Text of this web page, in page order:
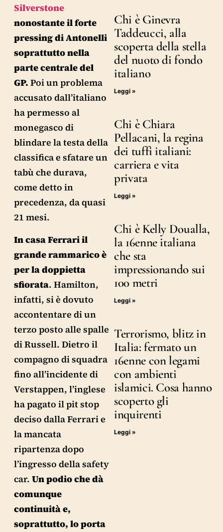
Silverstone
nonostante il forte
pressing di Antonelli
soprattutto nella
parte centrale del
GP. Poi un problema
accusato dall’italiano
ha permesso al
monegasco di
blindare la testa della
classifica e sfatare un
tabù che durava,
come detto in
precedenza, da quasi
21 mesi.
In casa Ferrari il
grande rammarico è
per la doppietta
sfiorata. Hamilton,
infatti, si è dovuto
accontentare di un
terzo posto alle spalle
di Russell. Dietro il
compagno di squadra
fino all’incidente di
Verstappen, l’inglese
ha pagato il pit stop
deciso dalla Ferrari e
la mancata
ripartenza dopo
l’ingresso della safety
car. Un podio che dà
comunque
continuità e,
soprattutto, lo porta
Chi è Ginevra
Taddeucci, alla
scoperta della stella
del nuoto di fondo
italiano
Leggi »
Chi è Chiara
Pellacani, la regina
dei tuffi italiani:
carriera e vita
privata
Leggi »
Chi è Kelly Doualla,
la 16enne italiana
che sta
impressionando sui
100 metri
Leggi »
Terrorismo, blitz in
Italia: fermato un
16enne con legami
con ambienti
islamici. Cosa hanno
scoperto gli
inquirenti
Leggi »